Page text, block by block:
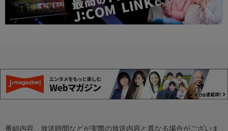
番組内容、放送時間などが実際の放送内容と異なる場合がございま